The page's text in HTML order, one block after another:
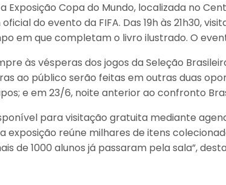
Exposição Copa do Mundo, localizada no
do evento da FIFA. Das 19h às 21h30,
em que completam o livro ilustrado. O
às vésperas dos jogos da Seleção
ao público serão feitas em outras duas
e em 23/6, noite anterior ao confronto
para visitação gratuita mediante
exposição reúne milhares de itens
de 1000 alunos já passaram pela sala”,